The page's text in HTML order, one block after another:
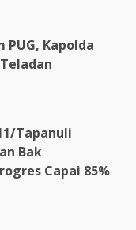
PUG, Kapolda
Tapanuli
Bak
Capai 85%